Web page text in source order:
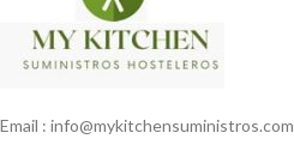
Email : info@mykitchensuministros.com